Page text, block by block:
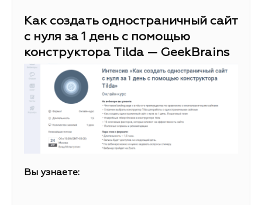
Как создать одностраничный сайт
с нуля за 1 день с помощью
конструктора Tilda — GeekBrains
Вы узнаете: